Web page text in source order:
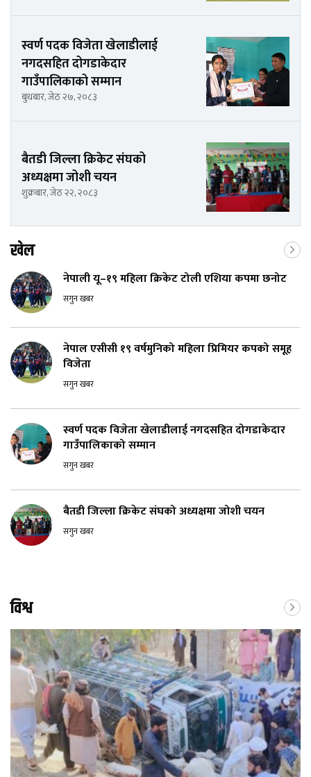
स्वर्ण पदक विजेता खेलाडीलाई
नगदसहित दोगडाकेदार
गाउँपालिकाको सम्मान
बुधबार, जेठ २७, २०८३
बैतडी जिल्ला क्रिकेट संघको
अध्यक्षमा जोशी चयन
शुक्रबार, जेठ २२, २०८३
खेल
नेपाली यू–१९ महिला क्रिकेट टोली एशिया कपमा छनोट
सगुन खबर
नेपाल एसीसी १९ वर्षमुनिको महिला प्रिमियर कपको समूह
विजेता
सगुन खबर
स्वर्ण पदक विजेता खेलाडीलाई नगदसहित दोगडाकेदार
गाउँपालिकाको सम्मान
सगुन खबर
बैतडी जिल्ला क्रिकेट संघको अध्यक्षमा जोशी चयन
सगुन खबर
विश्व